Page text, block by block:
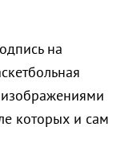
на
изображениями
которых и сам